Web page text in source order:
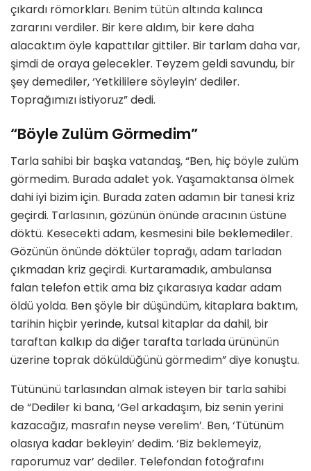
çıkardı römorkları. Benim tütün altında kalınca
zararını verdiler. Bir kere aldım, bir kere daha
alacaktım öyle kapattılar gittiler. Bir tarlam daha var,
şimdi de oraya gelecekler. Teyzem geldi savundu, bir
şey demediler, ‘Yetkililere söyleyin’ dediler.
Toprağımızı istiyoruz” dedi.
“Böyle Zulüm Görmedim”
Tarla sahibi bir başka vatandaş, “Ben, hiç böyle zulüm
görmedim. Burada adalet yok. Yaşamaktansa ölmek
dahi iyi bizim için. Burada zaten adamın bir tanesi kriz
geçirdi. Tarlasının, gözünün önünde aracının üstüne
döktü. Kesecekti adam, kesmesini bile beklemediler.
Gözünün önünde döktüler toprağı, adam tarladan
çıkmadan kriz geçirdi. Kurtaramadık, ambulansa
falan telefon ettik ama biz çıkarasıya kadar adam
öldü yolda. Ben şöyle bir düşündüm, kitaplara baktım,
tarihin hiçbir yerinde, kutsal kitaplar da dahil, bir
taraftan kalkıp da diğer tarafta tarlada ürününün
üzerine toprak döküldüğünü görmedim” diye konuştu.
Tütününü tarlasından almak isteyen bir tarla sahibi
de “Dediler ki bana, ‘Gel arkadaşım, biz senin yerini
kazacağız, masrafın neyse verelim’. Ben, ‘Tütünüm
olasıya kadar bekleyin’ dedim. ‘Biz beklemeyiz,
raporumuz var’ dediler. Telefondan fotoğrafını